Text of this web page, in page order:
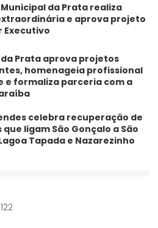
da Prata realiza
e aprova projeto
Executivo
Prata aprova projetos
homenageia profissional
e formaliza parceria com a
celebra recuperação de
ligam São Gonçalo a São
Tapada e Nazarezinho